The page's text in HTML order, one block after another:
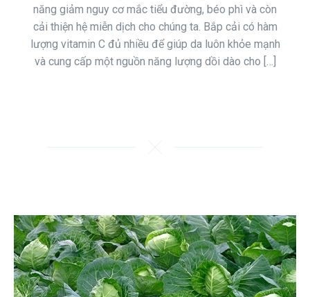
năng giảm nguy cơ mắc tiểu đường, béo phì và còn
cải thiện hệ miễn dịch cho chúng ta. Bắp cải có hàm
lượng vitamin C đủ nhiều để giúp da luôn khỏe mạnh
và cung cấp một nguồn năng lượng dồi dào cho […]